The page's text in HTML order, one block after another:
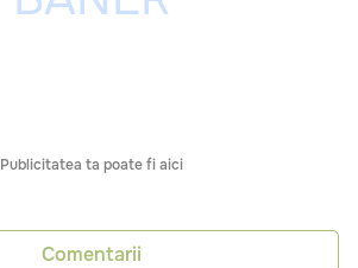
Publicitatea ta poate fi aici
Comentarii